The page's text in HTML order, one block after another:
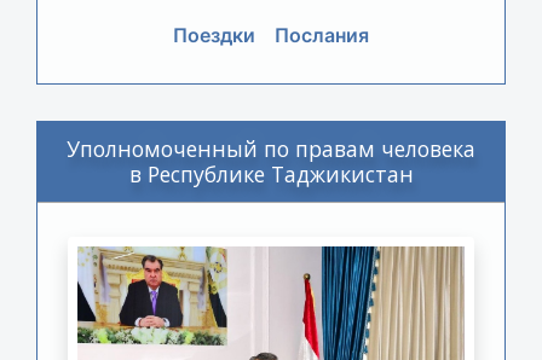
Поездки
Послания
Уполномоченный по правам человека
в Республике Таджикистан